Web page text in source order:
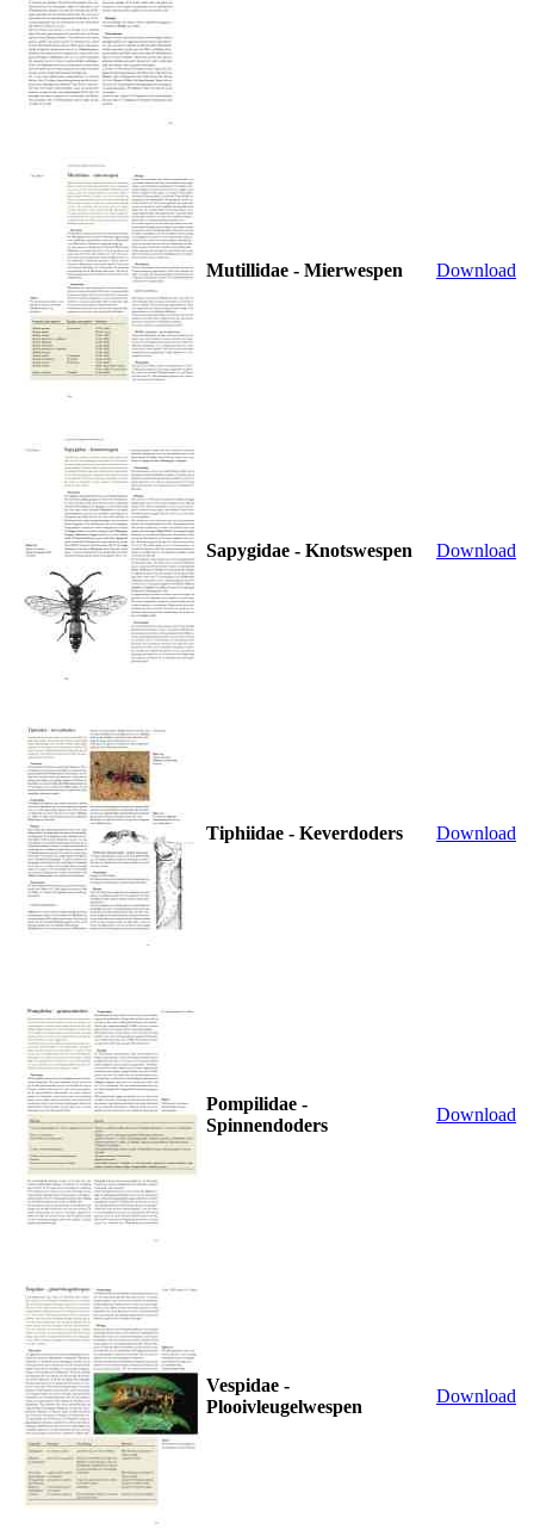
Mutillidae - Mierwespen Download
Sapygidae - Knotswespen Download
Tiphiidae - Keverdoders Download
Pompilidae -
Spinnendoders
Download
Vespidae -
Plooivleugelwespen
Download